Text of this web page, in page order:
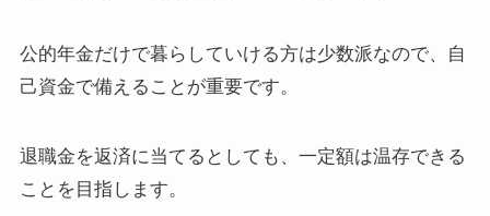
公的年金だけで暮らしていける方は少数派なので、自
己資金で備えることが重要です。
退職金を返済に当てるとしても、一定額は温存できる
ことを目指します。